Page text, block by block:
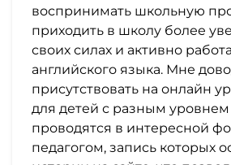
воспринимать школьную
приходить в школу более
своих силах и активно
английского языка. Мне
присутствовать на онлайн
для детей с разным уровнем
проводятся в интересной
педагогом, запись которых